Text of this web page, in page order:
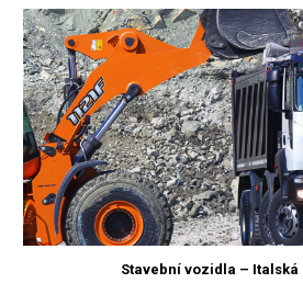
Stavební vozidla – Italská